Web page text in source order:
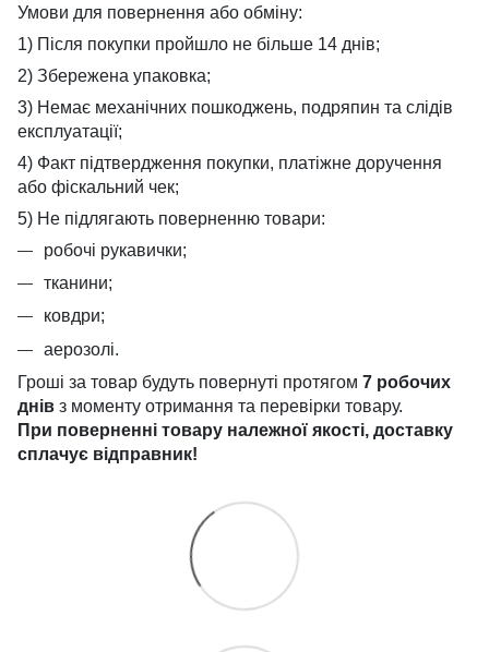
Умови для повернення або обміну:
1) Після покупки пройшло не більше 14 днів;
2) Збережена упаковка;
3) Немає механічних пошкоджень, подряпин та слідів
експлуатації;
4) Факт підтвердження покупки, платіжне доручення
або фіскальний чек;
5) Не підлягають поверненню товари:
робочі рукавички;
тканини;
ковдри;
аерозолі.
Гроші за товар будуть повернуті протягом 7 робочих
днів з моменту отримання та перевірки товару.
При поверненні товару належної якості, доставку
сплачує відправник!